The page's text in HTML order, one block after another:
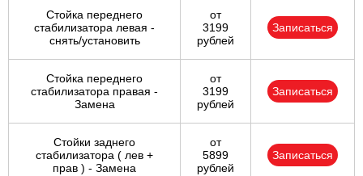
Стойка переднего
стабилизатора левая -
снять/установить
от
3199
рублей
Записаться
Стойка переднего
стабилизатора правая -
Замена
от
3199
рублей
Записаться
Стойки заднего
стабилизатора ( лев +
прав ) - Замена
от
5899
рублей
Записаться